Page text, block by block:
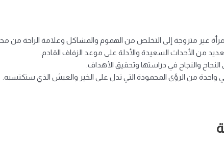
غير متزوجة إلى التخلص من الهموم والمشاكل وعلامة الراحة من
من الأحداث السعيدة والأدلة على موعد الزفاف القادم.
والنجاح في دراستها وتحقيق الأهداف.
واحدة من الرؤى المحمودة التي تدل على الخير والعيش الذي ستكتسبه.